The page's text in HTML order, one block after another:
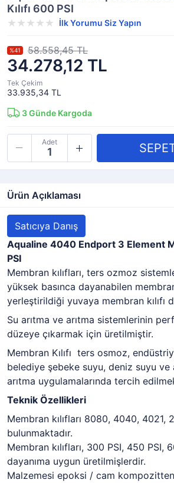
Kılıfı 600 PSI
İlk Yorumu Siz Yapın
34.278,12 TL
%41 58.558,45 TL
Tek Çekim
33.935,34 TL
3Günde Kargoda
Adet
Ürün Açıklaması
Satıcıya Danış
Aqualine 4040 Endport 3 Element
PSI
Membran kılıfları, ters ozmoz
yüksek basınca dayanabilen
yerleştirildiği yuvaya membran kılıfı
Su arıtma ve arıtma sistemlerinin
düzeye çıkarmak için üretilmiştir.
Membran Kılıfı ters osmoz,
belediye şebeke suyu, deniz suyu ve
arıtma uygulamalarında tercih
Teknik Özellikleri
Membran kılıfları 8080, 4040, 4021,
bulunmaktadır.
Membran kılıfları, 300 PSI, 450 PSI,
dayanıma uygun üretilmişlerdir.
Malzemesi epoksi / cam kompozitten